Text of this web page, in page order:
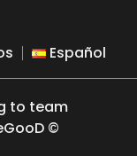
Español
to team
©